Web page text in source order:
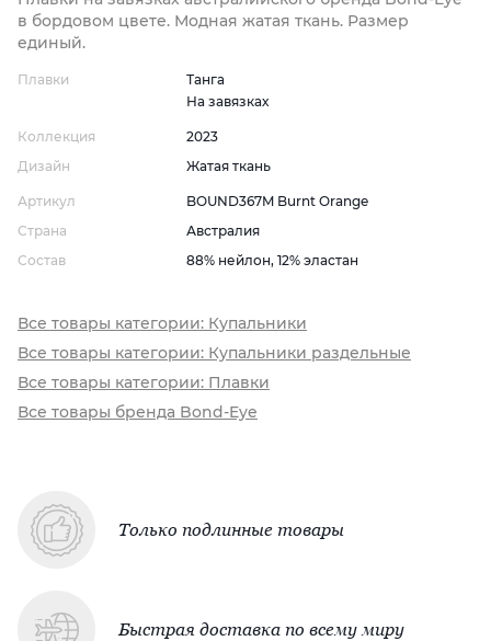
в бордовом цвете. Модная жатая ткань. Размер
единый.
Плавки
Танга
На завязках
Коллекция
2023
Дизайн
Жатая ткань
Артикул
BOUND367M Burnt Orange
Страна
Австралия
Состав
88% нейлон, 12% эластан
Все товары категории: Купальники
Все товары категории: Купальники раздельные
Все товары категории: Плавки
Все товары бренда Bond-Eye
Только подлинные товары
Быстрая доставка по всему миру